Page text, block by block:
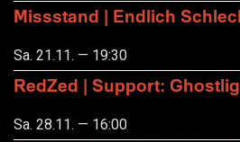
Missstand | Endlich
Sa. 21.11. — 19:30
RedZed | Support:
Sa. 28.11. — 16:00